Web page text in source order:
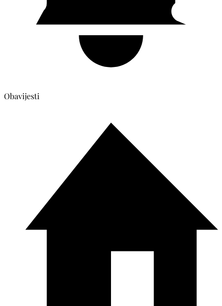
Obavijesti